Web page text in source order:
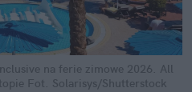
na ferie zimowe 2026. All
Fot. Solarisys/Shutterstock